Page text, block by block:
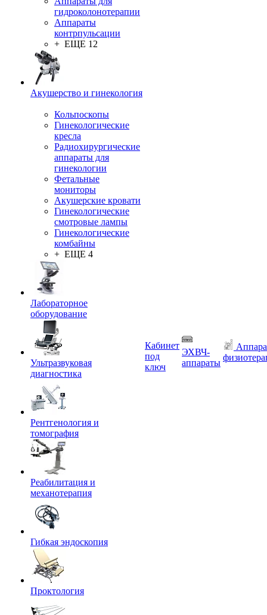
гидроколонотерапии
Аппараты
контрпульсации
+ ЕЩЕ 12
Акушерство и гинекология
Кольпоскопы
Гинекологические
кресла
Радиохирургические
аппараты для
гинекологии
Фетальные
мониторы
Акушерские кровати
Гинекологические
смотровые лампы
Гинекологические
комбайны
+ ЕЩЕ 4
Лабораторное
оборудование
Ультразвуковая
диагностика
Рентгенология и
томография
Реабилитация и
механотерапия
Гибкая эндоскопия
Проктология
Кабинет
под
ключ
ЭХВЧ-
аппараты